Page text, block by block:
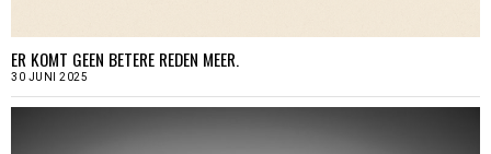
ER KOMT GEEN BETERE REDEN MEER.
30 JUNI 2025